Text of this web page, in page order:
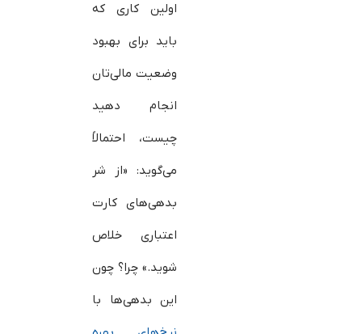
اولین کاری که
باید برای بهبود
وضعیت مالی‌تان
انجام دهید
چیست، احتمالاً
می‌گوید: «از شر
بدهی‌های کارت
اعتباری خلاص
شوید.» چرا؟ چون
این بدهی‌ها با